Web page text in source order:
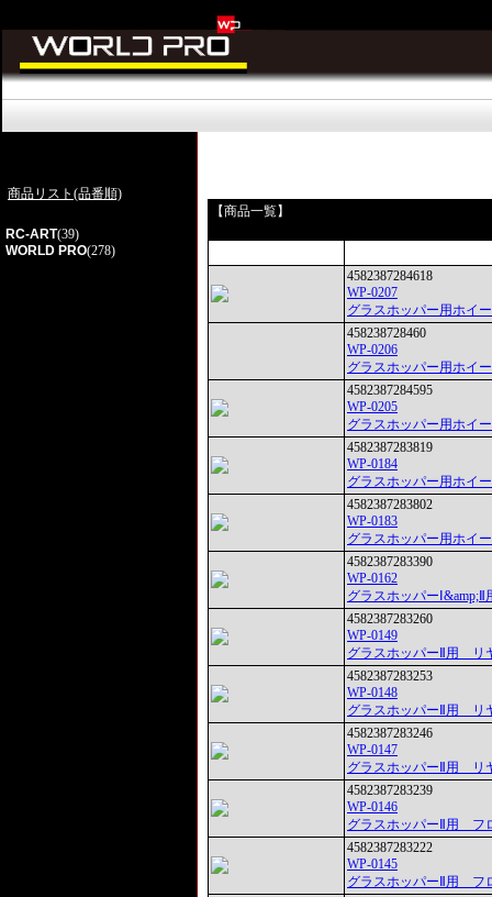
商品リスト(品番順)
RC-ART(39)
WORLD PRO(278)
【商品一覧】
4582387284618
WP-0207
グラスホッパー用ホイ
458238728460
WP-0206
グラスホッパー用ホイ
4582387284595
WP-0205
グラスホッパー用ホ
4582387283819
WP-0184
グラスホッパー用ホ
4582387283802
WP-0183
グラスホッパー用ホ
4582387283390
WP-0162
グラスホッパー
4582387283260
WP-0149
グラスホッパーⅡ用 リ
4582387283253
WP-0148
グラスホッパーⅡ用 リ
4582387283246
WP-0147
グラスホッパーⅡ用 リ
4582387283239
WP-0146
グラスホッパーⅡ用 フ
4582387283222
WP-0145
グラスホッパーⅡ用 フ